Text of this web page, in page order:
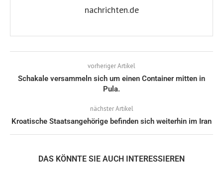
nachrichten.de
vorheriger Artikel
Schakale versammeln sich um einen Container mitten in
Pula.
nächster Artikel
Kroatische Staatsangehörige befinden sich weiterhin im Iran
DAS KÖNNTE SIE AUCH INTERESSIEREN